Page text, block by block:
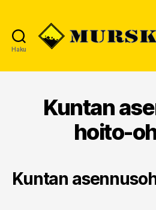
Haku
Kuntan
hoito-
Kuntan